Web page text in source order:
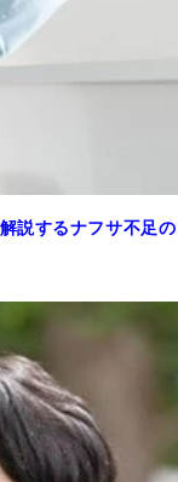
説するナフサ不足の